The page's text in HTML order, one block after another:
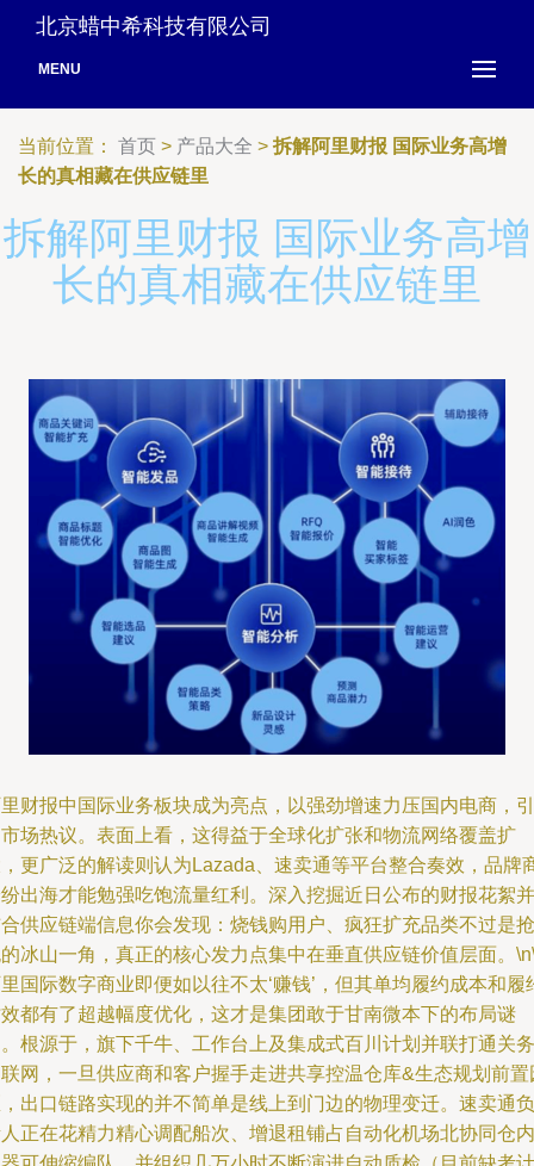
北京蜡中希科技有限公司
MENU
当前位置： 首页 > 产品大全 > 拆解阿里财报 国际业务高增
长的真相藏在供应链里
拆解阿里财报 国际业务高增
长的真相藏在供应链里
财报中国际业务板块成为亮点，以强劲增速力压国内电商，引
场热议。表面上看，这得益于全球化扩张和物流网络覆盖扩
更广泛的解读则认为Lazada、速卖通等平台整合奏效，品牌
出海才能勉强吃饱流量红利。深入挖掘近日公布的财报花絮并
供应链端信息你会发现：烧钱购用户、疯狂扩充品类不过是抢
冰山一角，真正的核心发力点集中在垂直供应链价值层面。
国际数字商业即便如以往不太‘赚钱’，但其单均履约成本和履
都有了超越幅度优化，这才是集团敢于甘南微本下的布局谜
根源于，旗下千牛、工作台上及集成式百川计划并联打通关务
网，一旦供应商和客户握手走进共享控温仓库&生态规划前置
出口链路实现的并不简单是线上到门边的物理变迁。速卖通负
正在花精力精心调配船次、增退租铺占自动化机场北协同仓内